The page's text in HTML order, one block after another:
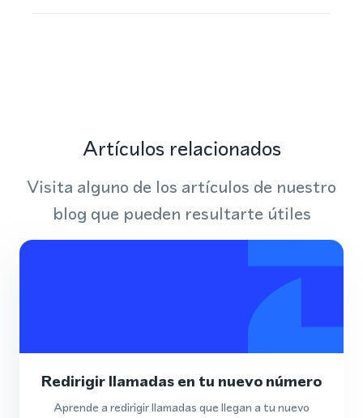
Artículos relacionados
Visita alguno de los artículos de nuestro
blog que pueden resultarte útiles
Redirigir llamadas en tu nuevo número
Aprende a redirigir llamadas que llegan a tu nuevo